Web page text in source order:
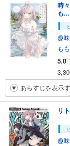
時
も...
趣
も
5.0
あらすじを表示
リ
趣